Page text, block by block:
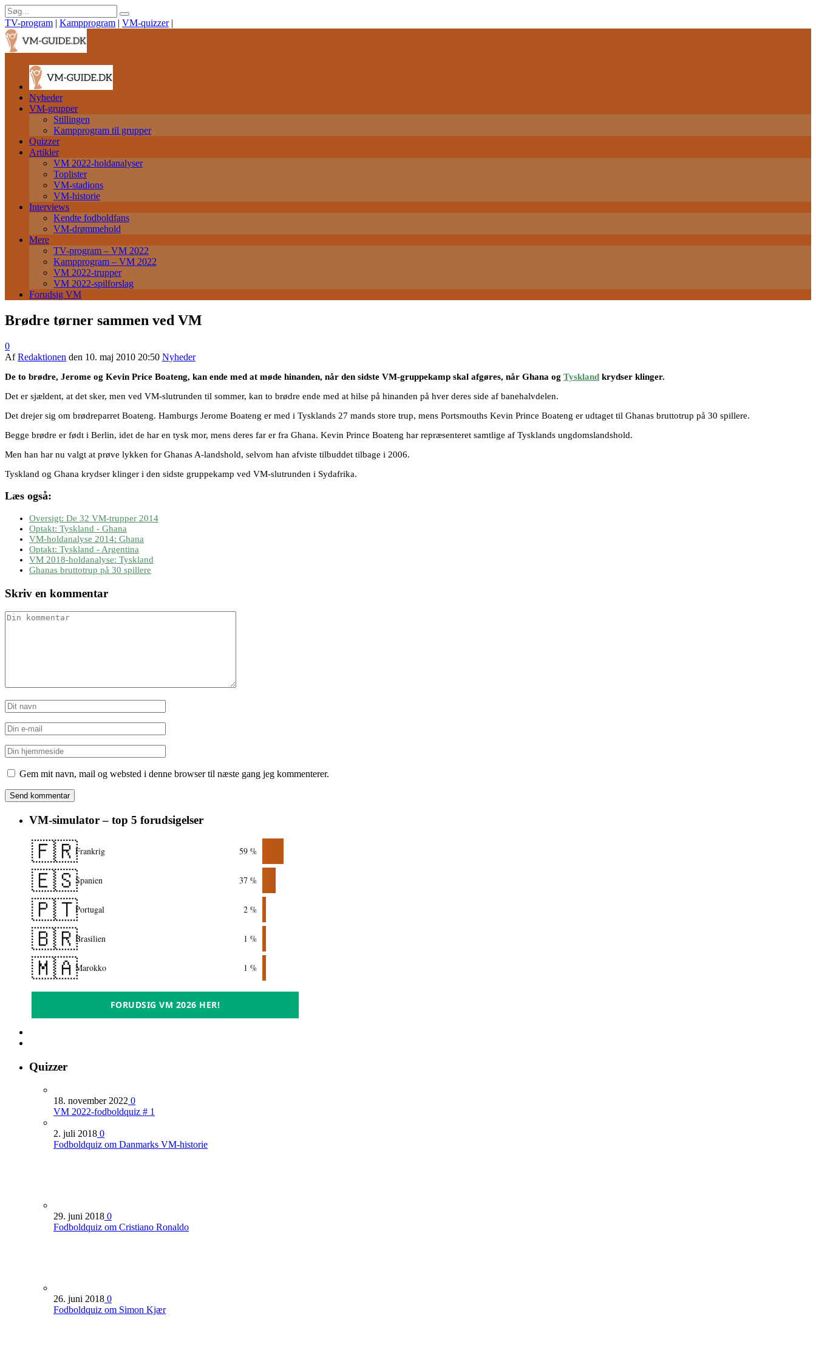
TV-program | Kampprogram | VM-quizzer |
Nyheder
VM-grupper
Stillingen
Kampprogram til grupper
Quizzer
Artikler
VM 2022-holdanalyser
Toplister
VM-stadions
VM-historie
Interviews
Kendte fodboldfans
VM-drømmehold
Mere
TV-program – VM 2022
Kampprogram – VM 2022
VM 2022-trupper
VM 2022-spilforslag
Forudsig VM
Brødre tørner sammen ved VM
0
AfRedaktionen den 10. maj 2010 20:50 Nyheder
De to brødre, Jerome og Kevin Price Boateng, kan ende med at møde hinanden, når den sidste VM-gruppekamp skal afgøres, når Ghana og Tyskland krydser klinger.
Det er sjældent, at det sker, men ved VM-slutrunden til sommer, kan to brødre ende med at hilse på hinanden på hver deres side af banehalvdelen.
Det drejer sig om brødreparret Boateng. Hamburgs Jerome Boateng er med i Tysklands 27 mands store trup, mens Portsmouths Kevin Prince Boateng er udtaget til Ghanas bruttotrup på 30 spillere.
Begge brødre er født i Berlin, idet de har en tysk mor, mens deres far er fra Ghana. Kevin Prince Boateng har repræsenteret samtlige af Tysklands ungdomslandshold.
Men han har nu valgt at prøve lykken for Ghanas A-landshold, selvom han afviste tilbuddet tilbage i 2006.
Tyskland og Ghana krydser klinger i den sidste gruppekamp ved VM-slutrunden i Sydafrika.
Læs også:
Oversigt: De 32 VM-trupper 2014
Optakt: Tyskland - Ghana
VM-holdanalyse 2014: Ghana
Optakt: Tyskland - Argentina
VM 2018-holdanalyse: Tyskland
Ghanas bruttotrup på 30 spillere
Skriv en kommentar
Gem mit navn, mail og websted i denne browser til næste gang jeg kommenterer.
VM-simulator – top 5 forudsigelser
🇫🇷Frankrig 59 %
🇪🇸Spanien 37 %
🇵🇹Portugal 2 %
🇧🇷Brasilien 1 %
🇲🇦Marokko 1 %
FORUDSIG VM 2026 HER!
Quizzer
18. november 2022 0
VM 2022-fodboldquiz # 1
2. juli 2018 0
Fodboldquiz om Danmarks VM-historie
29. juni 2018 0
Fodboldquiz om Cristiano Ronaldo
26. juni 2018 0
Fodboldquiz om Simon Kjær